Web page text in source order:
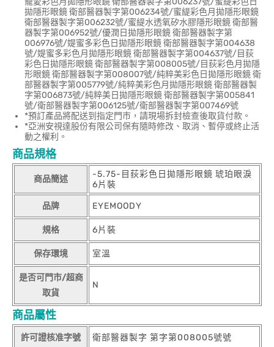
拋隱形眼鏡 衛部醫器製字第006234號/蜜緹彩色月拋隱形眼鏡
衛部醫器製字第006232號/蜜緹水透氧矽水膠隱形眼鏡 衛部醫
器製字第006952號/優潤日拋隱形眼鏡 衛部醫器製字第
006976號/媞蜜多彩色日拋隱形眼鏡 衛部醫器製字第004638
號/媞蜜多彩色月拋隱形眼鏡 衛部醫器製字第004637號/目荻
彩色日拋隱形眼鏡 衛部醫器製字第008005號/目荻彩色月拋隱
形眼鏡 衛部醫器製字第008007號/純粹美彩色日拋隱形眼鏡 衛
部醫器製字第005779號/純粹美彩色月拋隱形眼鏡 衛部醫器製
字第006873號/純粹美日拋隱形眼鏡 衛部醫器製字第005841
號/衛部醫器製字第006125號/衛部醫器製字第007469號
*預訂產品將配送到指定門市，請現場拆封檢查後取貨付款。
*亞洲安視達股份有限公司保有隨時修改、取消、暫停或終止活
動之權利。
商品規格
商品簡述
-5.75-目荻彩色日拋隱形眼鏡 琥珀眼淚
6片裝
品牌 EYEMOODY
規格 6片裝
保存環境 室溫
是否可門市/超商
取貨
N
商品屬性
許可證核准字號 衛部醫器製字 第字第008005號號